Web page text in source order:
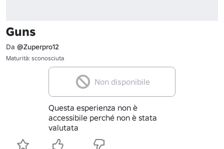
Guns
Da @Zuperpro12
Maturità: sconosciuta
Non disponibile
Questa esperienza non è
accessibile perché non è stata
valutata